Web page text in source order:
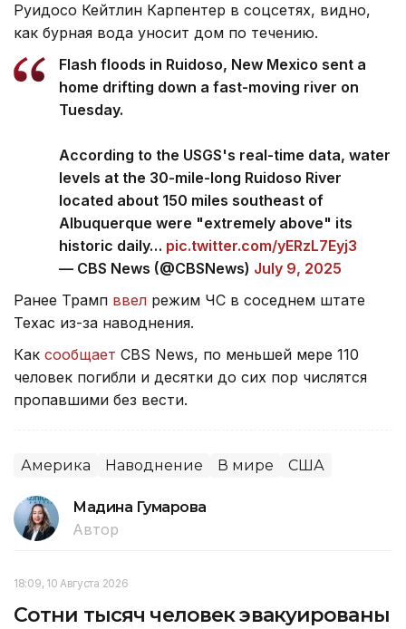
Руидосо Кейтлин Карпентер в соцсетях, видно,
как бурная вода уносит дом по течению.
Flash floods in Ruidoso, New Mexico sent a
home drifting down a fast-moving river on
Tuesday.
According to the USGS's real-time data, water
levels at the 30-mile-long Ruidoso River
located about 150 miles southeast of
Albuquerque were "extremely above" its
historic daily… pic.twitter.com/yERzL7Eyj3
— CBS News (@CBSNews) July 9, 2025
Ранее Трамп ввел режим ЧС в соседнем штате
Техас из-за наводнения.
Как сообщает CBS News, по меньшей мере 110
человек погибли и десятки до сих пор числятся
пропавшими без вести.
Америка Наводнение В мире США
Мадина Гумарова
Автор
18:09, 10 Августа 2026
Сотни тысяч человек эвакуированы